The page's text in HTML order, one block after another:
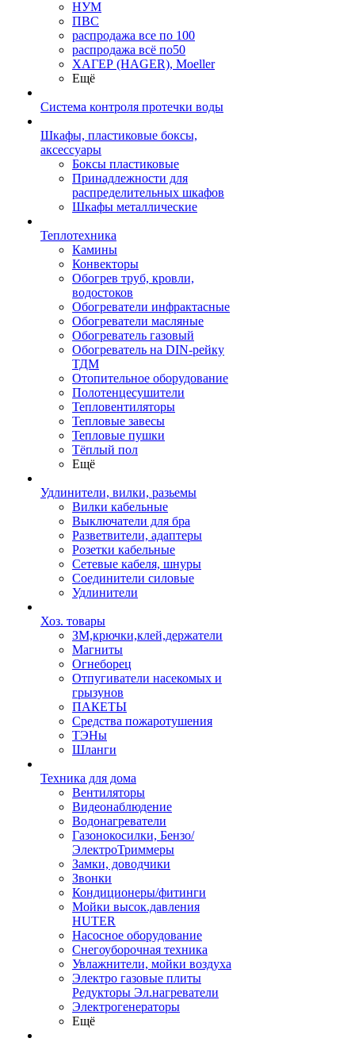
НУМ
ПВС
распродажа все по 100
распродажа всё по50
ХАГЕР (HAGER), Moeller
Ещё
Система контроля протечки воды
Шкафы, пластиковые боксы,
аксессуары
Боксы пластиковые
Принадлежности для
распределительных шкафов
Шкафы металлические
Теплотехника
Камины
Конвекторы
Обогрев труб, кровли,
водостоков
Обогреватели инфрактасные
Обогреватели масляные
Обогреватель газовый
Обогреватель на DIN-рейку
ТДМ
Отопительное оборудование
Полотенцесушители
Тепловентиляторы
Тепловые завесы
Тепловые пушки
Тёплый пол
Ещё
Удлинители, вилки, разьемы
Вилки кабельные
Выключатели для бра
Разветвители, адаптеры
Розетки кабельные
Сетевые кабеля, шнуры
Соединители силовые
Удлинители
Хоз. товары
ЗМ,крючки,клей,держатели
Магниты
Огнеборец
Отпугиватели насекомых и
грызунов
ПАКЕТЫ
Средства пожаротушения
ТЭНы
Шланги
Техника для дома
Вентиляторы
Видеонаблюдение
Водонагреватели
Газонокосилки, Бензо/
ЭлектроТриммеры
Замки, доводчики
Звонки
Кондиционеры/фитинги
Мойки высок.давления
HUTER
Насосное оборудование
Снегоуборочная техника
Увлажнители, мойки воздуха
Электро газовые плиты
Редукторы Эл.нагреватели
Электрогенераторы
Ещё